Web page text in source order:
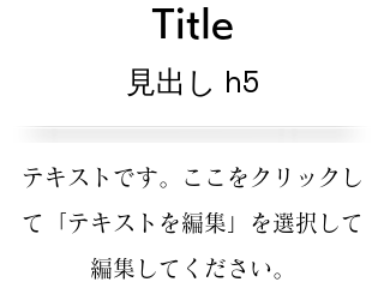
Title
見出し h5
テキストです。ここをクリックし
て「テキストを編集」を選択して
編集してください。